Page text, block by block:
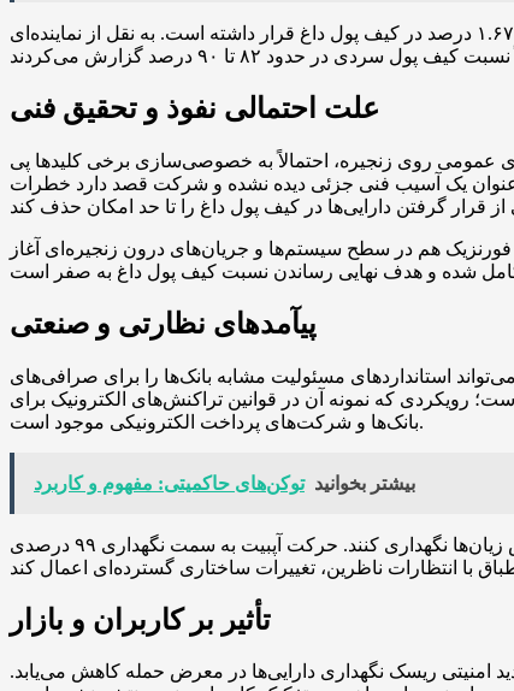
دونامو در گزارش پایان اکتبر ۲۰۲۵ اعلام کرده بود که پیش از این نیز آپبیت ۹۸.۳۳ درصد از دارایی‌ها را در کیف پول سرد نگه داشته و تنها ۱.۶۷ درصد در کیف پول داغ قرار داشته است. به نقل از نماینده‌ای
علت احتمالی نفوذ و تحقیق فنی
عمومی روی زنجیره، احتمالاً به خصوصی‌سازی برخی کلیدها پی
یک آسیب فنی جزئی دیده نشده و شرکت قصد دارد خطرات
هم در سطح سیستم‌ها و جریان‌های درون زنجیره‌ای آغاز
پیآمدهای نظارتی و صنعتی
استانداردهای مسئولیت مشابه بانک‌ها را برای صرافی‌های
که نمونه آن در قوانین تراکنش‌های الکترونیک برای
بانک‌ها و شرکت‌های پرداخت الکترونیکی موجود است.
بیشتر بخوانید توکن‌های حاکمیتی: مفهوم و کاربرد
اگر این مقررات به تصویب برسند، صرافی‌ها در کره جنوبی باید معماری‌های امنیتی قوی‌تری ایجاد و ذخایر سرمایه‌ای بیشتری برای پوشش زیان‌ها نگهداری کنند. حرکت آپبیت به سمت نگهداری ۹۹ درصدی
تأثیر بر کاربران و بازار
امنیتی ریسک نگهداری دارایی‌ها در معرض حمله کاهش می‌یابد.